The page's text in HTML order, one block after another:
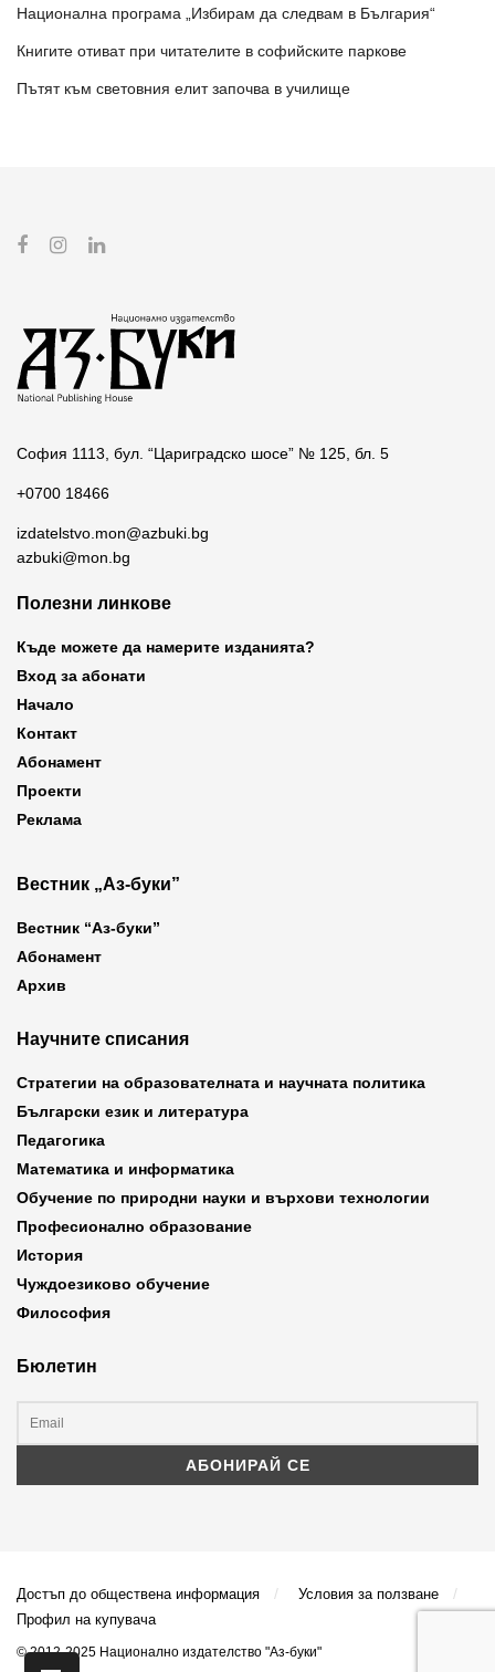
Национална програма „Избирам да следвам в България“
Книгите отиват при читателите в софийските паркове
Пътят към световния елит започва в училище
София 1113, бул. “Цариградско шосе” № 125, бл. 5
+0700 18466
izdatelstvo.mon@azbuki.bg
azbuki@mon.bg
Полезни линкове
Къде можете да намерите изданията?
Вход за абонати
Начало
Контакт
Абонамент
Проекти
Реклама
Вестник „Аз-буки”
Вестник “Аз-буки”
Абонамент
Архив
Научните списания
Стратегии на образователната и научната политика
Български език и литература
Педагогика
Математика и информатика
Обучение по природни науки и върхови технологии
Професионално образование
История
Чуждоезиково обучение
Философия
Бюлетин
Достъп до обществена информация
Условия за ползване
Профил на купувача
© 2012-2025 Национално издателство "Аз-буки"